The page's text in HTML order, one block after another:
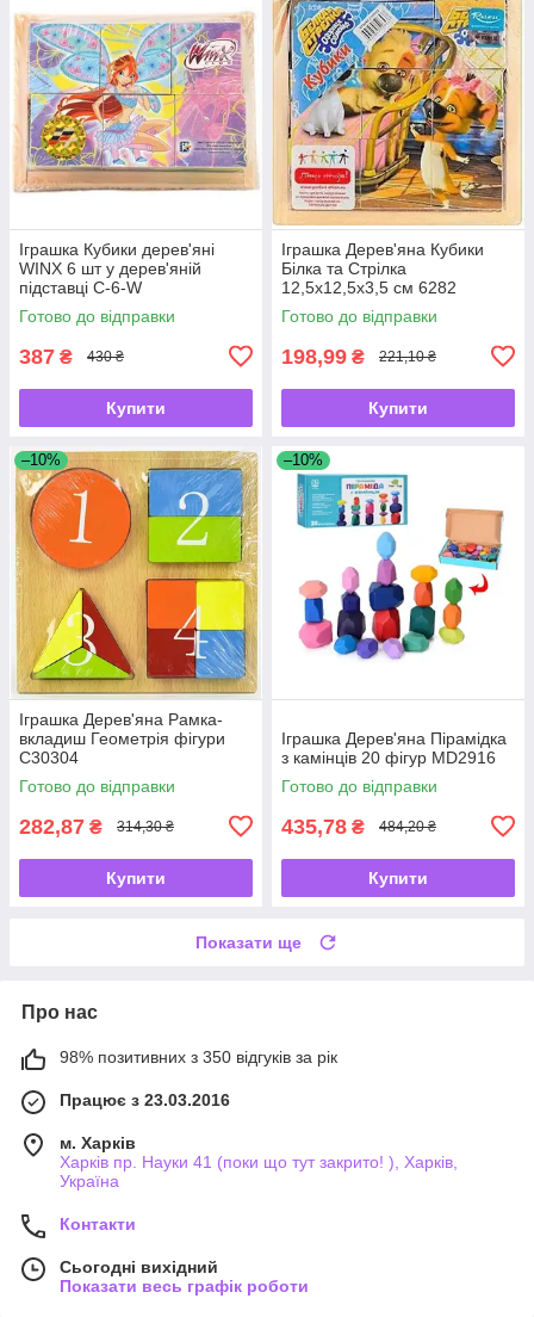
Іграшка Кубики дерев'яні
WINX 6 шт у дерев'яній
підставці С-6-W
Готово до відправки
387 ₴ 430 ₴
Купити
Іграшка Дерев'яна Кубики
Білка та Стрілка
12,5х12,5х3,5 см 6282
Готово до відправки
198,99 ₴ 221,10 ₴
Купити
–10%
Іграшка Дерев'яна Рамка-
вкладиш Геометрія фігури
С30304
Готово до відправки
282,87 ₴ 314,30 ₴
Купити
–10%
Іграшка Дерев'яна Пірамідка
з камінців 20 фігур MD2916
Готово до відправки
435,78 ₴ 484,20 ₴
Купити
Показати ще
Про нас
98% позитивних з 350 відгуків за рік
Працює з 23.03.2016
м. Харків
Харків пр. Науки 41 (поки що тут закрито! ), Харків,
Україна
Контакти
Сьогодні вихідний
Показати весь графік роботи